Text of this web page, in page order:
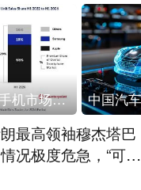
苹果拿下高端手机市场65%的份额：iPhone 17系列功不可没
最高领袖穆杰塔巴
况极度危急，“可能